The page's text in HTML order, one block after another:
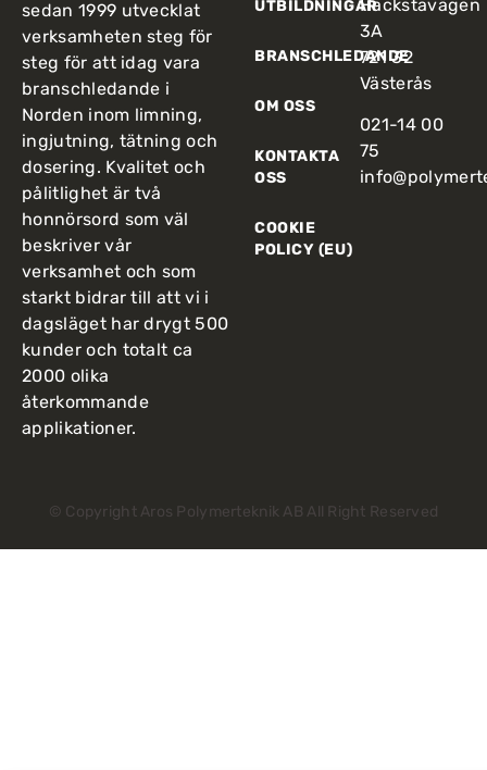
sedan 1999 utvecklat
verksamheten steg för
steg för att idag vara
branschledande i
Norden inom limning,
ingjutning, tätning och
dosering. Kvalitet och
pålitlighet är två
honnörsord som väl
beskriver vår
verksamhet och som
starkt bidrar till att vi i
dagsläget har drygt 500
kunder och totalt ca
2000 olika
återkommande
applikationer.
UTBILDNINGAR
BRANSCHLEDANDE
OM OSS
KONTAKTA
OSS
COOKIE
POLICY (EU)
Hackstavägen
3A
721 32
Västerås
021-14 00
75
© Copyright Aros Polymerteknik AB All Right Reserved